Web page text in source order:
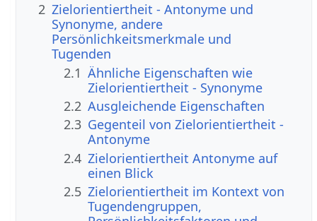
2 Zielorientiertheit - Antonyme und
Synonyme, andere
Persönlichkeitsmerkmale und
Tugenden
2.1 Ähnliche Eigenschaften wie
Zielorientiertheit - Synonyme
2.2 Ausgleichende Eigenschaften
2.3 Gegenteil von Zielorientiertheit -
Antonyme
2.4 Zielorientiertheit Antonyme auf
einen Blick
2.5 Zielorientiertheit im Kontext von
Tugendengruppen,